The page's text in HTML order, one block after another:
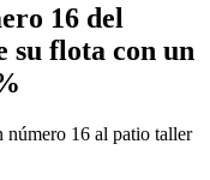
16 del
su flota con un
número 16 al patio taller